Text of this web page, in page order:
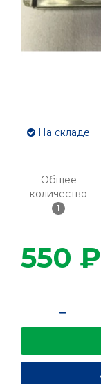
На складе
Общее
количество
1
550 ₽